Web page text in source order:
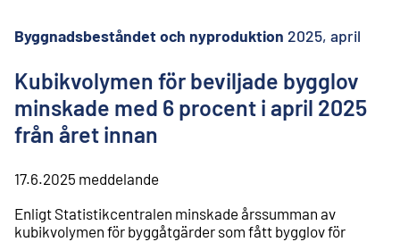
Byggnadsbeståndet och nyproduktion 2025, april
Kubikvolymen för beviljade bygglov
minskade med 6 procent i april 2025
från året innan
17.6.2025 meddelande
Enligt Statistikcentralen minskade årssumman av
kubikvolymen för byggåtgärder som fått bygglov för